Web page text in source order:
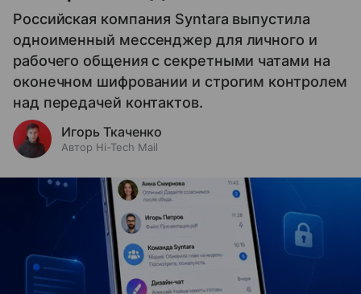
Российская компания Syntara выпустила
одноименный мессенджер для личного и
рабочего общения с секретными чатами на
оконечном шифровании и строгим контролем
над передачей контактов.
Игорь Ткаченко
Автор Hi-Tech Mail